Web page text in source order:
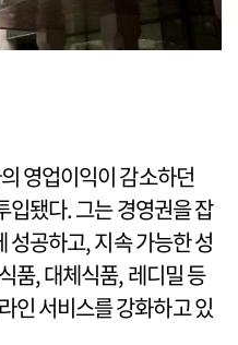
영업이익이 감소하던
됐다. 그는 경영권을 잡
성공하고, 지속 가능한 성
품, 대체식품, 레디밀 등
인 서비스를 강화하고 있